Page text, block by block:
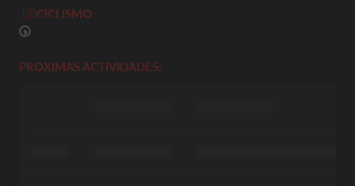
🚴‍♀️CICLISMO
🕠
PROXIMAS ACTIVIDADES: